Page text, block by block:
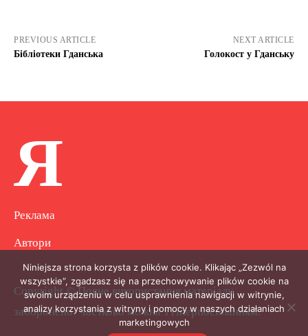
PREVIOUS ARTICLE
Бібліотеки Гданська
NEXT ARTICLE
Голокост у Гданську
Я
Реклама
Автори
Copyright © Повне використання матеріалу
заборонено. Частково можна з гіперпосиланням.
Niniejsza strona korzysta z plików cookie. Klikając „Zezwól na
wszystkie”, zgadzasz się na przechowywanie plików cookie na
swoim urządzeniu w celu usprawnienia nawigacji w witrynie,
analizy korzystania z witryny i pomocy w naszych działaniach
marketingowych